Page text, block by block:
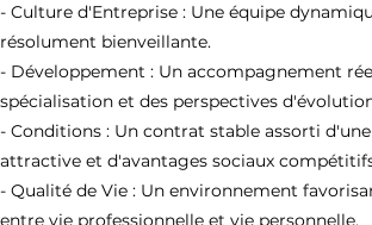
- Culture d'Entreprise : Une équipe
résolument bienveillante.
- Développement : Un accompagnement
spécialisation et des perspectives
- Conditions : Un contrat stable assorti
attractive et d'avantages sociaux
- Qualité de Vie : Un environnement
entre vie professionnelle et vie personnelle.